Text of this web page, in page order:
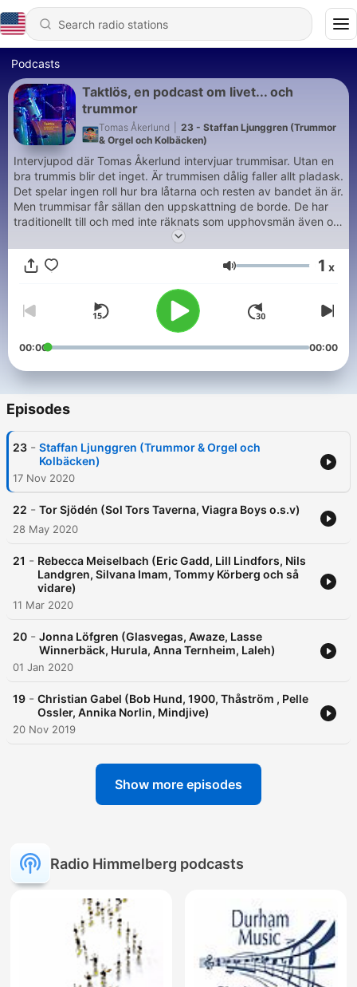
Podcasts
Taktlös, en podcast om livet... och
trummor
Tomas Åkerlund
23 - Staffan Ljunggren (Trummor
& Orgel och Kolbäcken)
Intervjupod där Tomas Åkerlund intervjuar trummisar. Utan en
bra trummis blir det inget. Är trummisen dålig faller allt pladask.
Det spelar ingen roll hur bra låtarna och resten av bandet än är.
Men trummisar får sällan den uppskattning de borde. De har
traditionellt till och med inte räknats som upphovsmän även om
de ansvarat för att skriva trumpartierna. Det finns otaliga
trummisskämt där de ofta beskrivs som lite bakom eller
urfattiga. Och varför intresserar jag mig för detta? När jag gick
med trummor efter blockflöjten. Jag fick inget eget musikaliskt
uttrycksmedel så det här är min revansch.
Volume 1 x
00:00 00:00
Episodes
23 - Staffan Ljunggren (Trummor & Orgel och
Kolbäcken)
17 Nov 2020
22 - Tor Sjödén (Sol Tors Taverna, Viagra Boys o.s.v)
28 May 2020
21 - Rebecca Meiselbach (Eric Gadd, Lill Lindfors, Nils
Landgren, Silvana Imam, Tommy Körberg och så
vidare)
11 Mar 2020
20 - Jonna Löfgren (Glasvegas, Awaze, Lasse
Winnerbäck, Hurula, Anna Ternheim, Laleh)
01 Jan 2020
19 - Christian Gabel (Bob Hund, 1900, Thåström , Pelle
Ossler, Annika Norlin, Mindjive)
20 Nov 2019
Show more episodes
Radio Himmelberg podcasts